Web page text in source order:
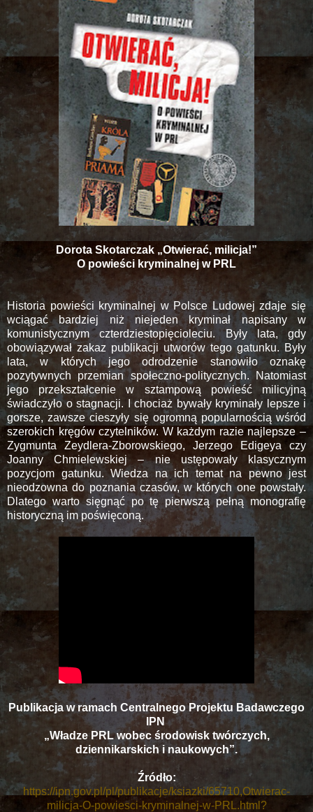
Dorota Skotarczak „Otwierać, milicja!”
O powieści kryminalnej w PRL
Historia powieści kryminalnej w Polsce Ludowej zdaje się
wciągać bardziej niż niejeden kryminał napisany w
komunistycznym czterdziestopięcioleciu. Były lata, gdy
obowiązywał zakaz publikacji utworów tego gatunku. Były
lata, w których jego odrodzenie stanowiło oznakę
pozytywnych przemian społeczno-politycznych. Natomiast
jego przekształcenie w sztampową powieść milicyjną
świadczyło o stagnacji. I chociaż bywały kryminały lepsze i
gorsze, zawsze cieszyły się ogromną popularnością wśród
szerokich kręgów czytelników. W każdym razie najlepsze –
Zygmunta Zeydlera-Zborowskiego, Jerzego Edigeya czy
Joanny Chmielewskiej – nie ustępowały klasycznym
pozycjom gatunku. Wiedza na ich temat na pewno jest
nieodzowna do poznania czasów, w których one powstały.
Dlatego warto sięgnąć po tę pierwszą pełną monografię
historyczną im poświęconą.
Publikacja w ramach Centralnego Projektu Badawczego
IPN
„Władze PRL wobec środowisk twórczych,
dziennikarskich i naukowych”.
Źródło:
https://ipn.gov.pl/pl/publikacje/ksiazki/65710,Otwierac-
milicja-O-powiesci-kryminalnej-w-PRL.html?